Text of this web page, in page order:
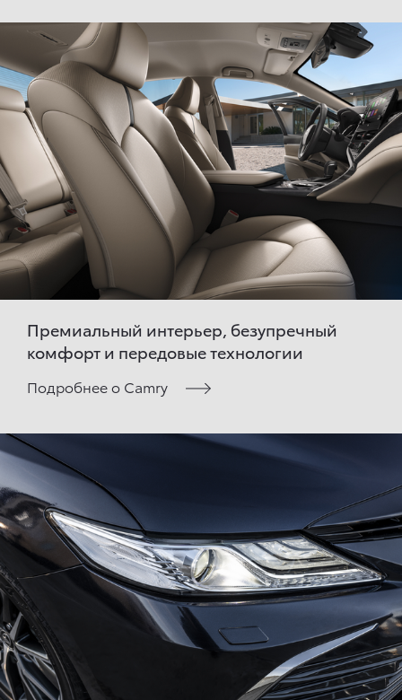
Премиальный интерьер, безупречный
комфорт и передовые технологии
Подробнее о Camry